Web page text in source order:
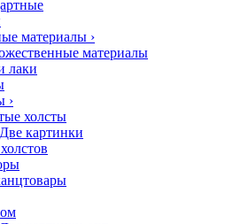
материалы ›
материалы
лаки
›
холсты
картинки